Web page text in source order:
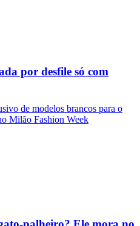
por desfile só com
de modelos brancos para o
Milão Fashion Week